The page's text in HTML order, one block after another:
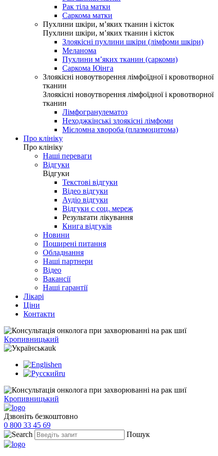
Рак тіла матки
Саркома матки
Пухлини шкіри, м’яких тканин і кісток
Пухлини шкіри, м’яких тканин і кісток
Злоякісні пухлини шкіри (лімфоми шкіри)
Меланома
Пухлини м’яких тканин (саркоми)
Саркома Юінга
Злоякісні новоутворення лімфоїдної і кровотворної
тканин
Злоякісні новоутворення лімфоїдної і кровотворної
тканин
Лімфогранулематоз
Неходжкінські злоякісні лімфоми
Мієломна хвороба (плазмоцитома)
Про клініку
Про клініку
Наші переваги
Відгуки
Відгуки
Текстові відгуки
Відео відгуки
Аудіо відгуки
Відгуки с соц. мереж
Результати лікування
Книга відгуків
Новини
Поширені питання
Обладнання
Наші партнери
Відео
Вакансії
Наші гарантії
Лікарі
Ціни
Контакти
Кропивницький
uk
en
ru
Кропивницький
Дзвоніть безкоштовно
0 800 33 45 69
Пошук